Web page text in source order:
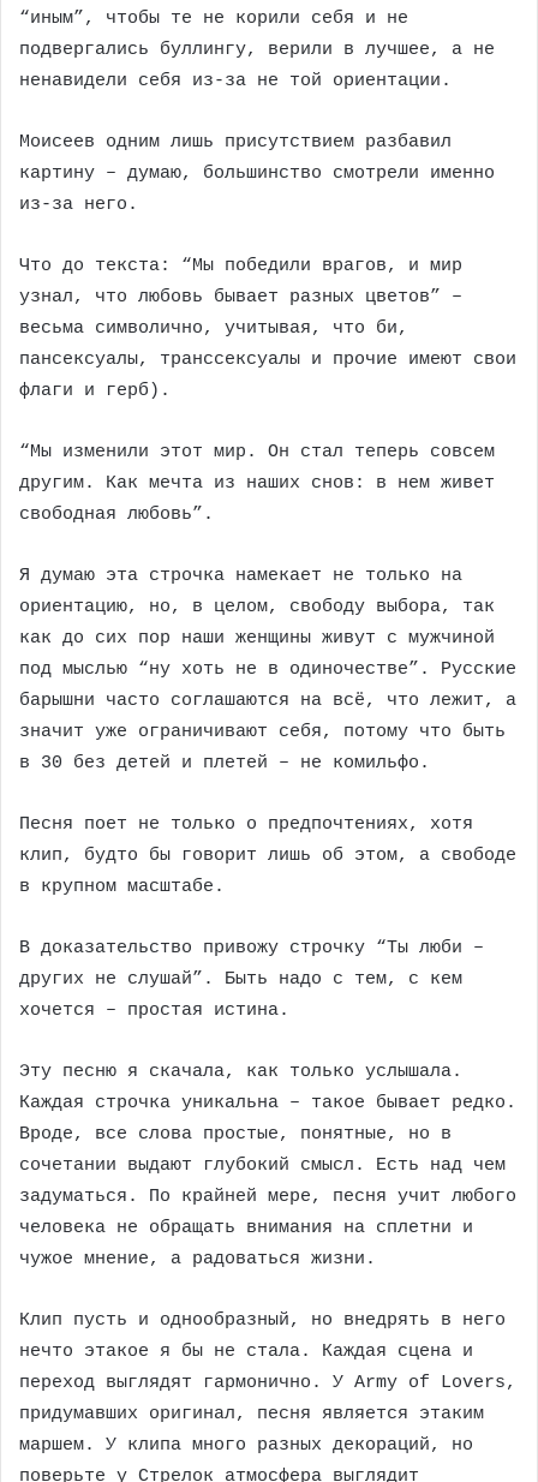
“иным”, чтобы те не корили себя и не
подвергались буллингу, верили в лучшее, а не
ненавидели себя из-за не той ориентации.
Моисеев одним лишь присутствием разбавил
картину – думаю, большинство смотрели именно
из-за него.
Что до текста: “Мы победили врагов, и мир
узнал, что любовь бывает разных цветов” –
весьма символично, учитывая, что би,
пансексуалы, транссексуалы и прочие имеют свои
флаги и герб).
“Мы изменили этот мир. Он стал теперь совсем
другим. Как мечта из наших снов: в нем живет
свободная любовь”.
Я думаю эта строчка намекает не только на
ориентацию, но, в целом, свободу выбора, так
как до сих пор наши женщины живут с мужчиной
под мыслью “ну хоть не в одиночестве”. Русские
барышни часто соглашаются на всё, что лежит, а
значит уже ограничивают себя, потому что быть
в 30 без детей и плетей – не комильфо.
Песня поет не только о предпочтениях, хотя
клип, будто бы говорит лишь об этом, а свободе
в крупном масштабе.
В доказательство привожу строчку “Ты люби –
других не слушай”. Быть надо с тем, с кем
хочется – простая истина.
Эту песню я скачала, как только услышала.
Каждая строчка уникальна – такое бывает редко.
Вроде, все слова простые, понятные, но в
сочетании выдают глубокий смысл. Есть над чем
задуматься. По крайней мере, песня учит любого
человека не обращать внимания на сплетни и
чужое мнение, а радоваться жизни.
Клип пусть и однообразный, но внедрять в него
нечто этакое я бы не стала. Каждая сцена и
переход выглядят гармонично. У Army of Lovers,
придумавших оригинал, песня является этаким
маршем. У клипа много разных декораций, но
поверьте у Стрелок атмосфера выглядит